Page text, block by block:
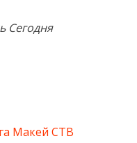
Сегодня
Макей СТВ